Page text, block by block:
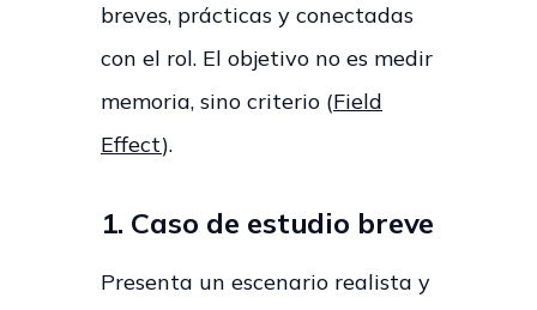
breves, prácticas y conectadas
con el rol. El objetivo no es medir
memoria, sino criterio (Field
Effect).
1. Caso de estudio breve
Presenta un escenario realista y